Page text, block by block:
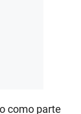
como parte